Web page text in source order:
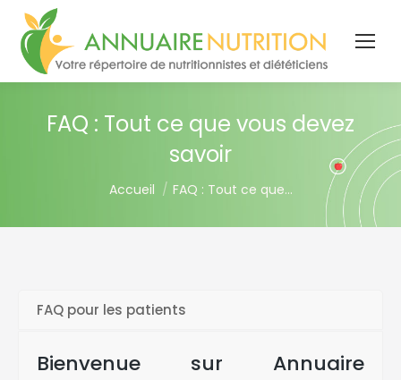
FAQ : Tout ce que vous devez
savoir
You are here:
Accueil FAQ : Tout ce que…
FAQ pour les patients
Bienvenue sur Annuaire